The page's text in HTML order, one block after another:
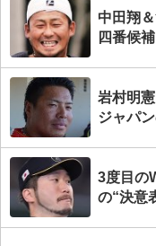
中田翔
四番候
岩村明
ジャパ
3度目の
の“決意